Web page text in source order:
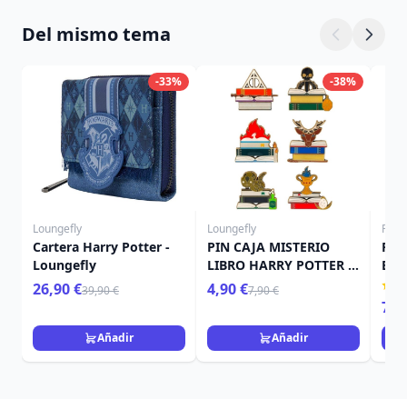
Del mismo tema
-33%
Loungefly
Cartera Harry Potter -
Loungefly
26,90 €39,90 €
Añadir
-38%
Loungefly
PIN CAJA MISTERIO
LIBRO HARRY POTTER -
HARRY POTTER
LOUNGEFLY
4,90 €7,90 €
Añadir